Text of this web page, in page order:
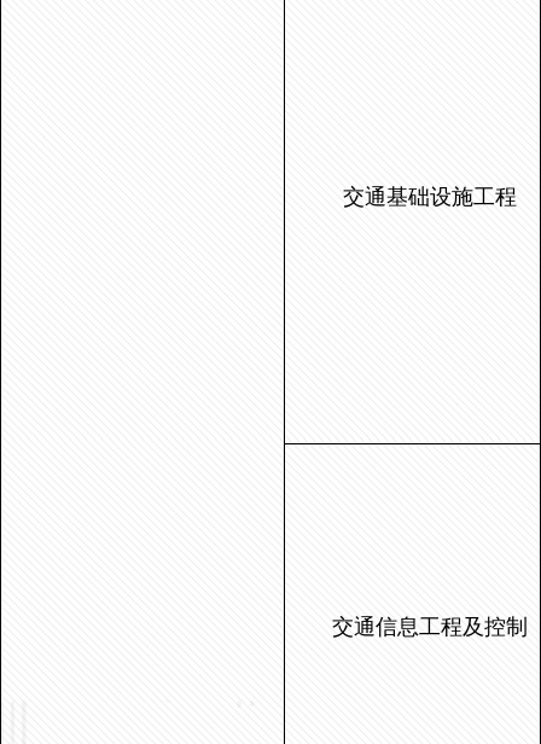
交通基础设施工程
交通信息工程及控制